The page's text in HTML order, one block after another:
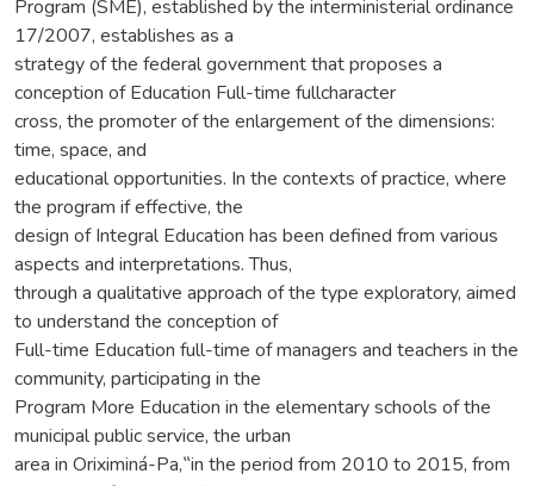
Program (SME), established by the interministerial ordinance
17/2007, establishes as a
strategy of the federal government that proposes a
conception of Education Full-time fullcharacter
cross, the promoter of the enlargement of the dimensions:
time, space, and
educational opportunities. In the contexts of practice, where
the program if effective, the
design of Integral Education has been defined from various
aspects and interpretations. Thus,
through a qualitative approach of the type exploratory, aimed
to understand the conception of
Full-time Education full-time of managers and teachers in the
community, participating in the
Program More Education in the elementary schools of the
municipal public service, the urban
area in Oriximiná-Pa,‟in the period from 2010 to 2015, from